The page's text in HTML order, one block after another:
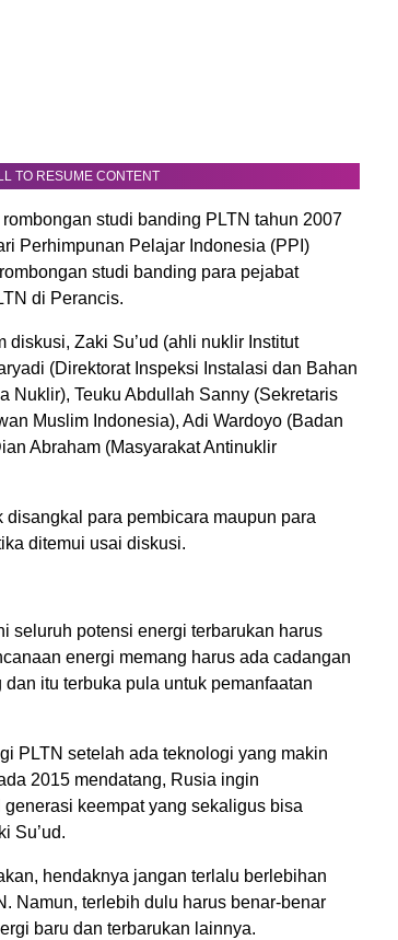
TO RESUME CONTENT
studi banding PLTN tahun 2007
Perhimpunan Pelajar Indonesia (PPI)
studi banding para pejabat
di Perancis.
diskusi, Zaki Su’ud (ahli nuklir Institut
(Direktorat Inspeksi Instalasi dan Bahan
Nuklir), Teuku Abdullah Sanny (Sekretaris
Muslim Indonesia), Adi Wardoyo (Badan
Abraham (Masyarakat Antinuklir
disangkal para pembicara maupun para
ditemui usai diskusi.
seluruh potensi energi terbarukan harus
energi memang harus ada cadangan
itu terbuka pula untuk pemanfaatan
PLTN setelah ada teknologi yang makin
2015 mendatang, Rusia ingin
keempat yang sekaligus bisa
Su’ud.
hendaknya jangan terlalu berlebihan
Namun, terlebih dulu harus benar-benar
baru dan terbarukan lainnya.